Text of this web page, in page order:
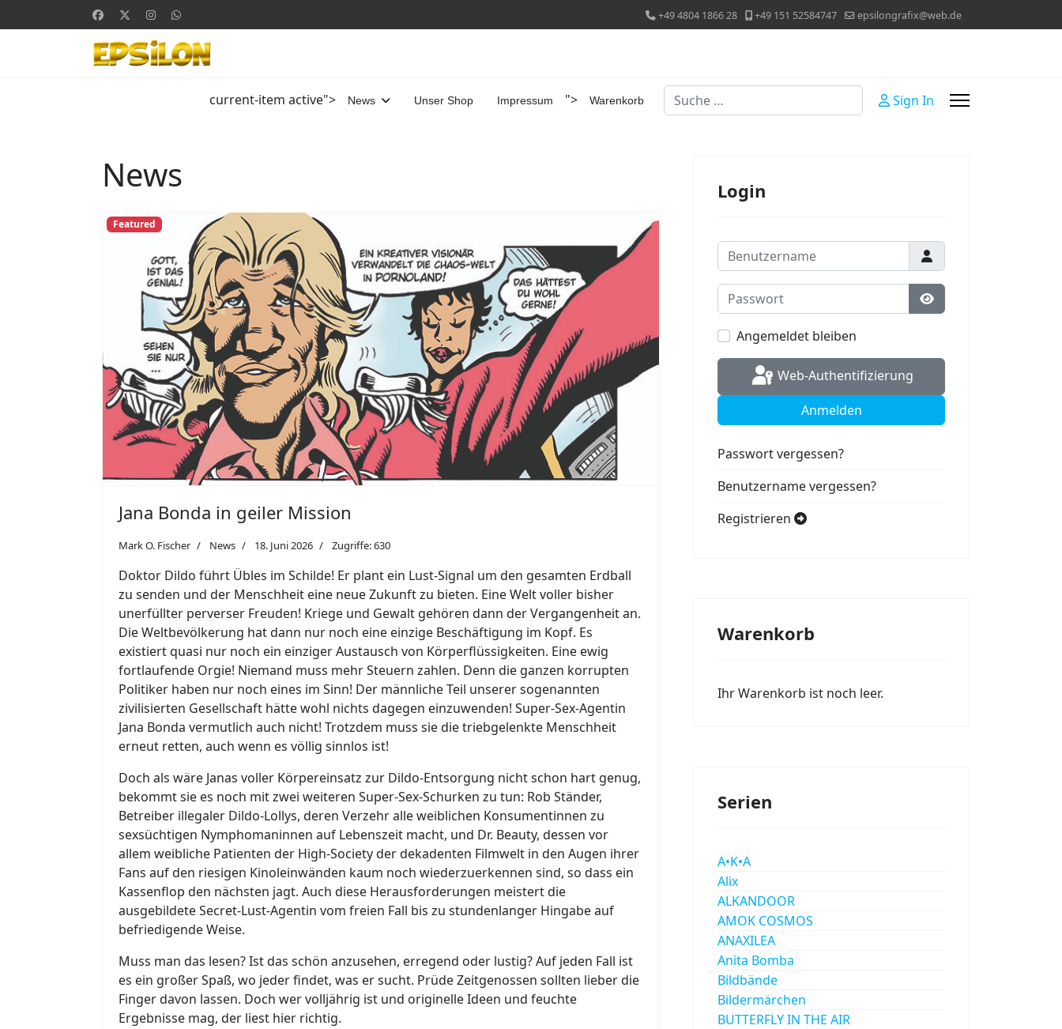
+49 4804 1866 28 +49 151 52584747 epsilongrafix@web.de
current-item active"> News Unser Shop Impressum "> Warenkorb Suchen Sign In
News
Featured
Jana Bonda in geiler Mission
Mark O. Fischer News 18. Juni 2026 Zugriffe: 630
Doktor Dildo führt Übles im Schilde! Er plant ein Lust-Signal um den gesamten Erdball
zu senden und der Menschheit eine neue Zukunft zu bieten. Eine Welt voller bisher
unerfüllter perverser Freuden! Kriege und Gewalt gehören dann der Vergangenheit an.
Die Weltbevölkerung hat dann nur noch eine einzige Beschäftigung im Kopf. Es
existiert quasi nur noch ein einziger Austausch von Körperflüssigkeiten. Eine ewig
fortlaufende Orgie! Niemand muss mehr Steuern zahlen. Denn die ganzen korrupten
Politiker haben nur noch eines im Sinn! Der männliche Teil unserer sogenannten
zivilisierten Gesellschaft hätte wohl nichts dagegen einzuwenden! Super-Sex-Agentin
Jana Bonda vermutlich auch nicht! Trotzdem muss sie die triebgelenkte Menschheit
erneut retten, auch wenn es völlig sinnlos ist!
Doch als wäre Janas voller Körpereinsatz zur Dildo-Entsorgung nicht schon hart genug,
bekommt sie es noch mit zwei weiteren Super-Sex-Schurken zu tun: Rob Ständer,
Betreiber illegaler Dildo-Lollys, deren Verzehr alle weiblichen Konsumentinnen zu
sexsüchtigen Nymphomaninnen auf Lebenszeit macht, und Dr. Beauty, dessen vor
allem weibliche Patienten der High-Society der dekadenten Filmwelt in den Augen ihrer
Fans auf den riesigen Kinoleinwänden kaum noch wiederzuerkennen sind, so dass ein
Kassenflop den nächsten jagt. Auch diese Herausforderungen meistert die
ausgebildete Secret-Lust-Agentin vom freien Fall bis zu stundenlanger Hingabe auf
befriedigende Weise.
Muss man das lesen? Ist das schön anzusehen, erregend oder lustig? Auf jeden Fall ist
es ein großer Spaß, wo jeder findet, was er sucht. Prüde Zeitgenossen sollten lieber die
Finger davon lassen. Doch wer volljährig ist und originelle Ideen und feuchte
Ergebnisse mag, der liest hier richtig.
Login
Benutzername
Passwort
Passwort anzeigen
Angemeldet bleiben
Web-Authentifizierung
Anmelden
Passwort vergessen?
Benutzername vergessen?
Registrieren
Warenkorb
Ihr Warenkorb ist noch leer.
Serien
A•K•A
Alix
ALKANDOOR
AMOK COSMOS
ANAXILEA
Anita Bomba
Bildbände
Bildermärchen
BUTTERFLY IN THE AIR